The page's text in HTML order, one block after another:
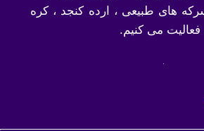
های طبیعی ، ارده کنجد ، کره
می کنیم.